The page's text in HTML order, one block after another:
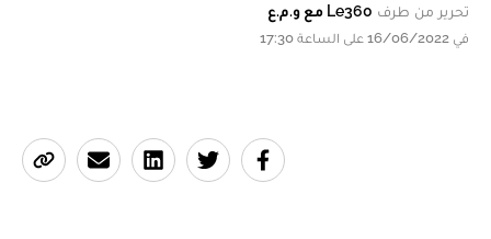
تحرير من طرف Le360 مع و.م.ع
في 16/06/2022 على الساعة 17:30